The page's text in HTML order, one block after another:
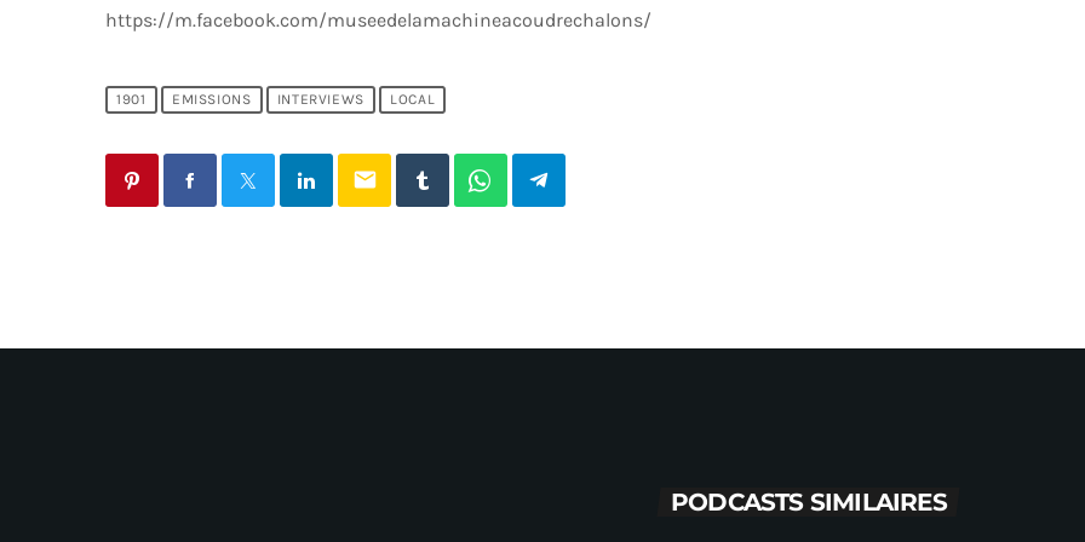
https://m.facebook.com/museedelamachineacoudrechalons/
1901 EMISSIONS INTERVIEWS LOCAL
email
PODCASTS SIMILAIRES